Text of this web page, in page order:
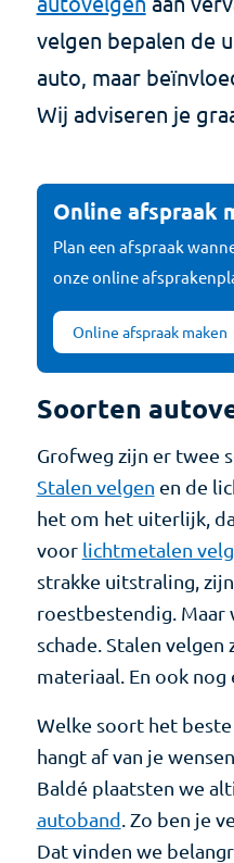
velgen bepalen de
auto, maar
Wij adviseren je
Online afspraak
Plan een afspraak
onze online
Online afspraak maken
Soorten
Grofweg zijn er twee
Stalen velgen en de
het om het uiterlijk,
voor lichtmetalen
strakke uitstraling,
roestbestendig.
schade. Stalen
materiaal. En ook nog
Welke soort het
hangt af van je
Baldé plaatsten we
autoband . Zo ben je
Dat vinden we